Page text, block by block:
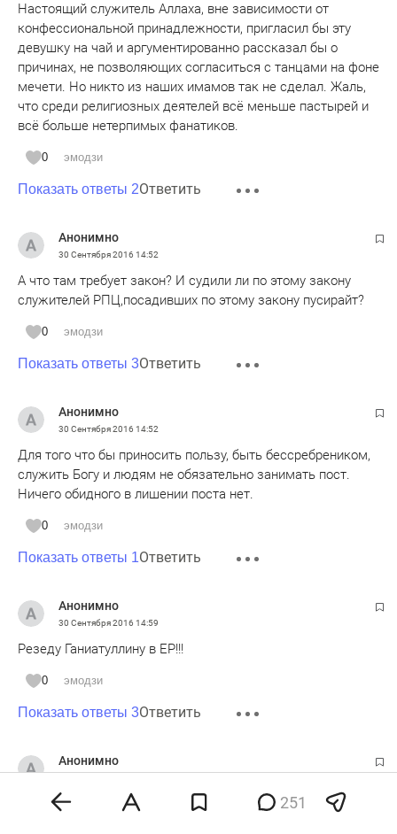
Настоящий служитель Аллаха, вне зависимости от
конфессиональной принадлежности, пригласил бы эту
девушку на чай и аргументированно рассказал бы о
причинах, не позволяющих согласиться с танцами на фоне
мечети. Но никто из наших имамов так не сделал. Жаль,
что среди религиозных деятелей всё меньше пастырей и
всё больше нетерпимых фанатиков.
0 эмодзи
Показать ответы 2Ответить
Анонимно
30 Сентября 2016 14:52
А что там требует закон? И судили ли по этому закону
служителей РПЦ,посадивших по этому закону пусирайт?
0 эмодзи
Показать ответы 3Ответить
Анонимно
30 Сентября 2016 14:52
Для того что бы приносить пользу, быть бессребреником,
служить Богу и людям не обязательно занимать пост.
Ничего обидного в лишении поста нет.
0 эмодзи
Показать ответы 1Ответить
Анонимно
30 Сентября 2016 14:59
Резеду Ганиатуллину в ЕР!!!
0 эмодзи
Показать ответы 3Ответить
Анонимно
А стриптизерша никак не угомонится я смотрю.В суд она
251